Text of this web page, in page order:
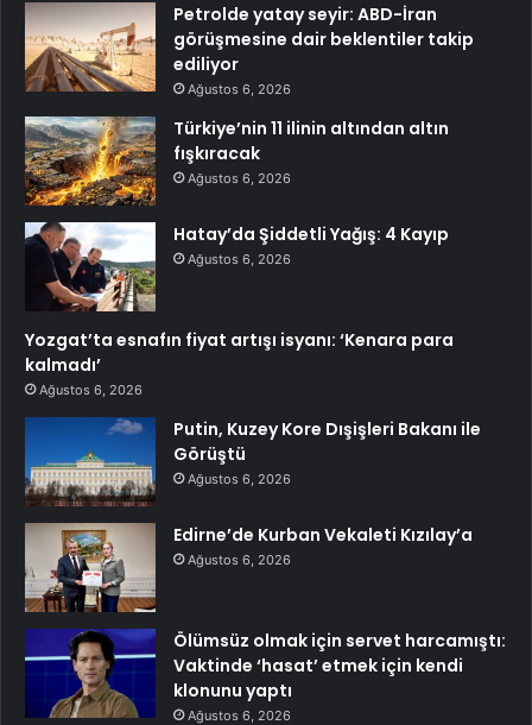
Petrolde yatay seyir: ABD-İran
görüşmesine dair beklentiler takip
ediliyor
Ağustos 6, 2026
Türkiye’nin 11 ilinin altından altın
fışkıracak
Ağustos 6, 2026
Hatay’da Şiddetli Yağış: 4 Kayıp
Ağustos 6, 2026
Yozgat’ta esnafın fiyat artışı isyanı: ‘Kenara para
kalmadı’
Ağustos 6, 2026
Putin, Kuzey Kore Dışişleri Bakanı ile
Görüştü
Ağustos 6, 2026
Edirne’de Kurban Vekaleti Kızılay’a
Ağustos 6, 2026
Ölümsüz olmak için servet harcamıştı:
Vaktinde ‘hasat’ etmek için kendi
klonunu yaptı
Ağustos 6, 2026